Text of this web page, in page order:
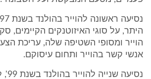
היתר, על סוגי האיזוטנקים הקיימים,
הוייר ומסופי השטיפה שלה, עריכת
אנשי קשר בהוייר ותחום עיסוקם.